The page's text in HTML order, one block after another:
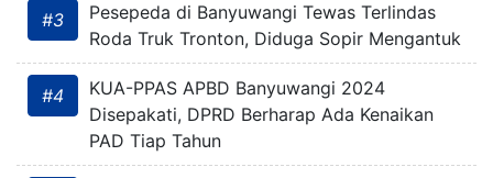
#3
Pesepeda di Banyuwangi Tewas Terlindas
Roda Truk Tronton, Diduga Sopir Mengantuk
#4
KUA-PPAS APBD Banyuwangi 2024
Disepakati, DPRD Berharap Ada Kenaikan
PAD Tiap Tahun